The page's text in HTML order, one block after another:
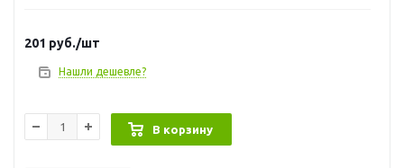
201 руб./шт
Нашли дешевле?
В корзину